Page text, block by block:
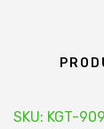
SKU: KGT-